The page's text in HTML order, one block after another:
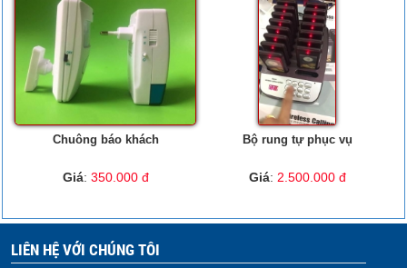
Chuông báo khách
Giá: 350.000 đ
Bộ rung tự phục vụ
Giá: 2.500.000 đ
LIÊN HỆ VỚI CHÚNG TÔI